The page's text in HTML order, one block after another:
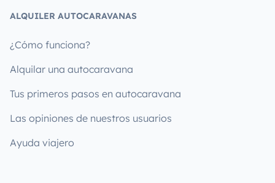
ALQUILER AUTOCARAVANAS
¿Cómo funciona?
Alquilar una autocaravana
Tus primeros pasos en autocaravana
Las opiniones de nuestros usuarios
Ayuda viajero